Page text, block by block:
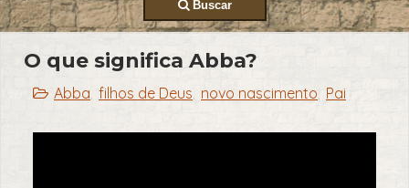
Buscar
O que significa Abba?
Abba, filhos de Deus, novo nascimento, Pai